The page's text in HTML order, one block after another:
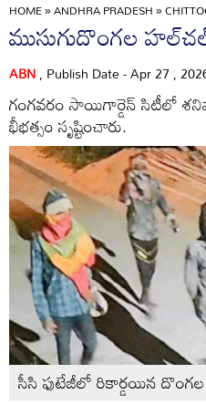
HOME»ANDHRA PRADESH»
ముసుగుదొంగల
ABN, Publish Date - Apr 27 ,
గంగవరం సాయిగార్డెన్‌ సిటీలో
భీభత్సం సృష్టించారు.
సీసి ఫుటేజీలో రికార్డయిన